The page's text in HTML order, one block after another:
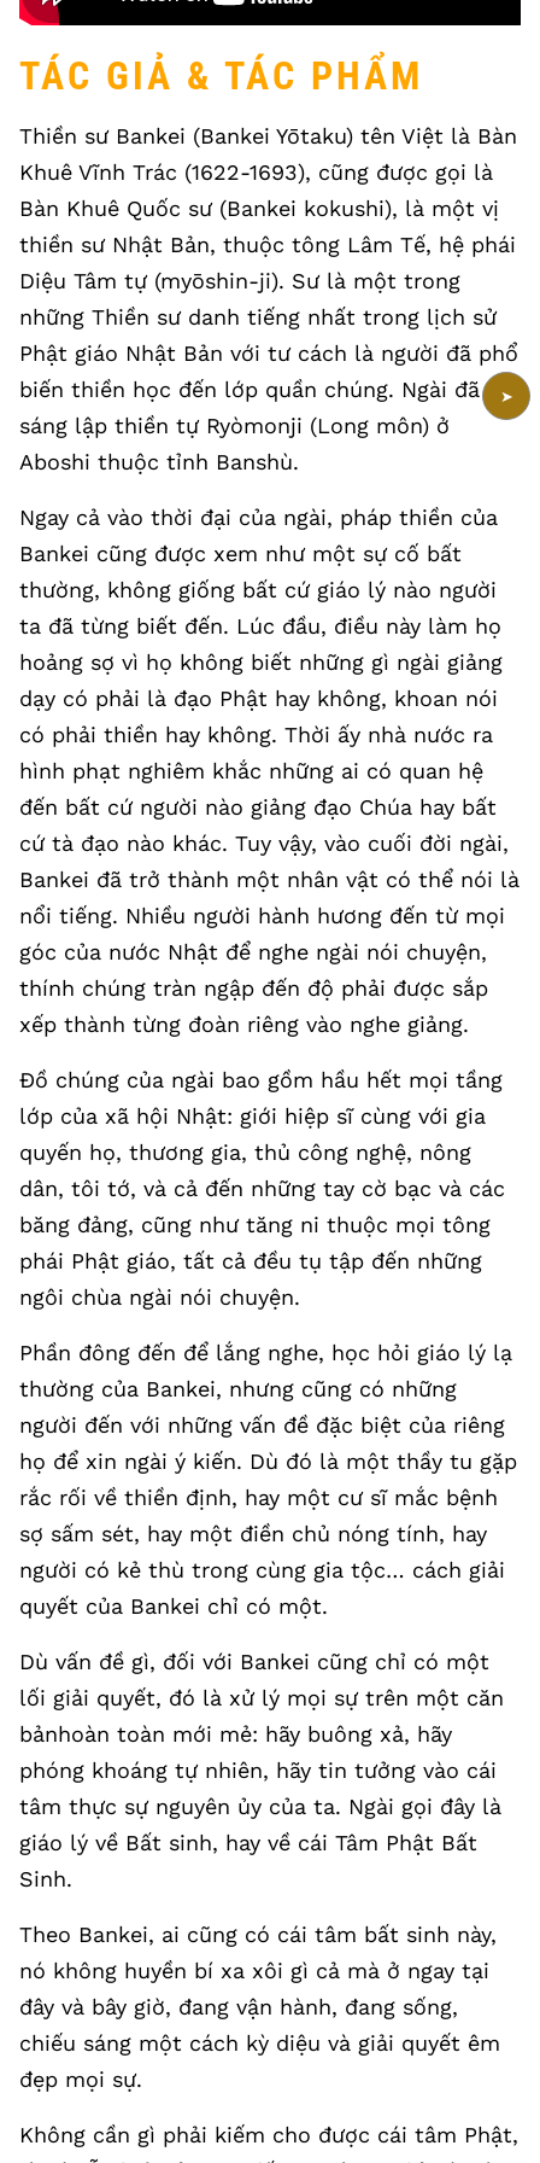
➤
TÁC GIẢ & TÁC PHẨM
Thiền sư Bankei (Bankei Yōtaku) tên Việt là Bàn
Khuê Vĩnh Trác (1622-1693), cũng được gọi là
Bàn Khuê Quốc sư (Bankei kokushi), là một vị
thiền sư Nhật Bản, thuộc tông Lâm Tế, hệ phái
Diệu Tâm tự (myōshin-ji). Sư là một trong
những Thiền sư danh tiếng nhất trong lịch sử
Phật giáo Nhật Bản với tư cách là người đã phổ
biến thiền học đến lớp quần chúng. Ngài đã
sáng lập thiền tự Ryòmonji (Long môn) ở
Aboshi thuộc tỉnh Banshù.
Ngay cả vào thời đại của ngài, pháp thiền của
Bankei cũng được xem như một sự cố bất
thường, không giống bất cứ giáo lý nào người
ta đã từng biết đến. Lúc đầu, điều này làm họ
hoảng sợ vì họ không biết những gì ngài giảng
dạy có phải là đạo Phật hay không, khoan nói
có phải thiền hay không. Thời ấy nhà nước ra
hình phạt nghiêm khắc những ai có quan hệ
đến bất cứ người nào giảng đạo Chúa hay bất
cứ tà đạo nào khác. Tuy vậy, vào cuối đời ngài,
Bankei đã trở thành một nhân vật có thể nói là
nổi tiếng. Nhiều người hành hương đến từ mọi
góc của nước Nhật để nghe ngài nói chuyện,
thính chúng tràn ngập đến độ phải được sắp
xếp thành từng đoàn riêng vào nghe giảng.
Đồ chúng của ngài bao gồm hầu hết mọi tầng
lớp của xã hội Nhật: giới hiệp sĩ cùng với gia
quyến họ, thương gia, thủ công nghệ, nông
dân, tôi tớ, và cả đến những tay cờ bạc và các
băng đảng, cũng như tăng ni thuộc mọi tông
phái Phật giáo, tất cả đều tụ tập đến những
ngôi chùa ngài nói chuyện.
Phần đông đến để lắng nghe, học hỏi giáo lý lạ
thường của Bankei, nhưng cũng có những
người đến với những vấn đề đặc biệt của riêng
họ để xin ngài ý kiến. Dù đó là một thầy tu gặp
rắc rối về thiền định, hay một cư sĩ mắc bệnh
sợ sấm sét, hay một điền chủ nóng tính, hay
người có kẻ thù trong cùng gia tộc… cách giải
quyết của Bankei chỉ có một.
Dù vấn đề gì, đối với Bankei cũng chỉ có một
lối giải quyết, đó là xử lý mọi sự trên một căn
bảnhoàn toàn mới mẻ: hãy buông xả, hãy
phóng khoáng tự nhiên, hãy tin tưởng vào cái
tâm thực sự nguyên ủy của ta. Ngài gọi đây là
giáo lý về Bất sinh, hay về cái Tâm Phật Bất
Sinh.
Theo Bankei, ai cũng có cái tâm bất sinh này,
nó không huyền bí xa xôi gì cả mà ở ngay tại
đây và bây giờ, đang vận hành, đang sống,
chiếu sáng một cách kỳ diệu và giải quyết êm
đẹp mọi sự.
Không cần gì phải kiếm cho được cái tâm Phật,